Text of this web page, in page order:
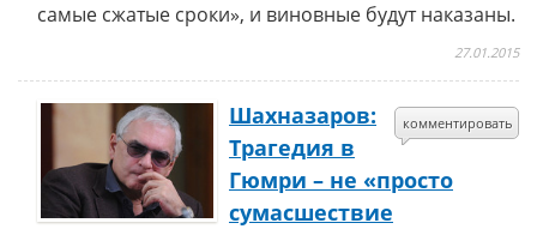
самые сжатые сроки», и виновные будут наказаны.
27.01.2015
комментировать
Шахназаров:
Трагедия в
Гюмри – не «просто
сумасшествие